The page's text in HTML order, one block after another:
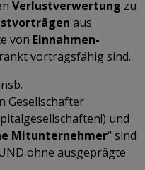
Verlustverwertung zu
aus
von Einnahmen-
vortragsfähig sind.
Gesellschafter
und
Mitunternehmer“ sind
ohne ausgeprägte